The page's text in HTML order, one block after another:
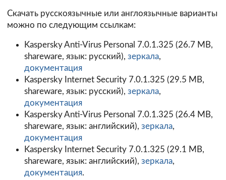
Скачать русскоязычные или англоязычные варианты
можно по следующим ссылкам:
Kaspersky Anti-Virus Personal 7.0.1.325 (26.7 MB,
shareware, язык: русский), зеркала,
документация
Kaspersky Internet Security 7.0.1.325 (29.5 MB,
shareware, язык: русский), зеркала,
документация
Kaspersky Anti-Virus Personal 7.0.1.325 (26.4 MB,
shareware, язык: английский), зеркала,
документация
Kaspersky Internet Security 7.0.1.325 (29.1 MB,
shareware, язык: английский), зеркала,
документация.